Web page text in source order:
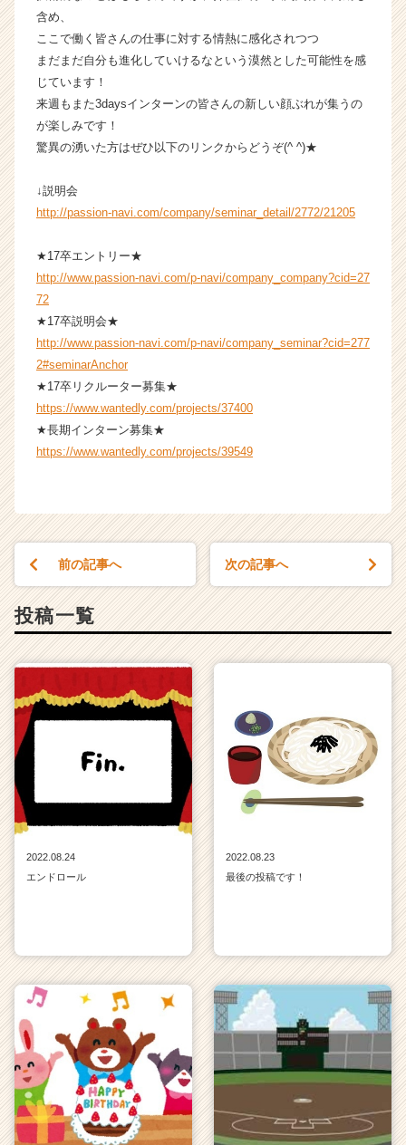
h
C
r
r）
含め、
ここで働く皆さんの仕事に対する情熱に感化されつつ
まだまだ自分も進化していけるなという漠然とした可能性を感
じています！
来週もまた3daysインターンの皆さんの新しい顔ぶれが集うの
が楽しみです！
驚異の湧いた方はぜひ以下のリンクからどうぞ(^ ^)★
↓説明会
http://passion-navi.com/company/seminar_detail/2772/21205
★17卒エントリー★
http://www.passion-navi.com/p-navi/company_company?cid=27
72
★17卒説明会★
http://www.passion-navi.com/p-navi/company_seminar?cid=277
2#seminarAnchor
★17卒リクルーター募集★
https://www.wantedly.com/projects/37400
★長期インターン募集★
https://www.wantedly.com/projects/39549
前の記事へ 次の記事へ
投稿一覧
2022.08.24
エンドロール
2022.08.23
最後の投稿です！